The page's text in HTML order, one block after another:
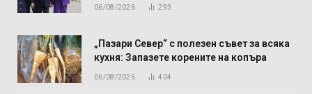
06/08/2026 293
„Пазари Север“ с полезен съвет за всяка
кухня: Запазете корените на копъра
06/08/2026 404